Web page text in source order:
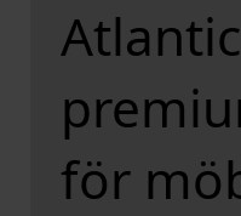
för